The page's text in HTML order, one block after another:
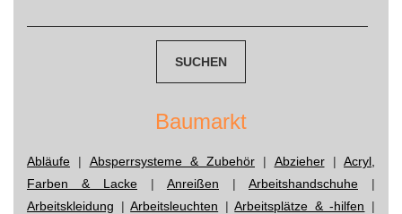
Baumarkt
Abläufe | Absperrsysteme & Zubehör | Abzieher| Acryl,
Farben & Lacke | Anreißen | Arbeitshandschuhe |
Arbeitskleidung |Arbeitsleuchten |Arbeitsplätze & -hilfen |